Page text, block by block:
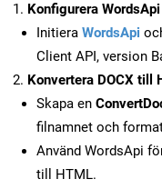
Konfigurera
Initiera WordsApi
Client API, version
Konvertera DOCX till
Skapa en
filnamnet och
Använd WordsApi
till HTML.